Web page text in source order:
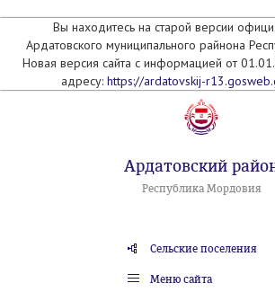
Вы находитесь на старой версии
Ардатовского муниципального райнона
Новая версия сайта с информацией от
адресу: https://ardatovskij-
Ардатовский
Республика Мордовия
Сельские поселения
Меню сайта